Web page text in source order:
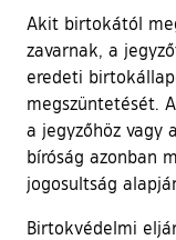
Akit birtokától
zavarnak, a
eredeti
megszüntetését.
a jegyzőhöz vagy
bíróság azonban
jogosultság
Birtokvédelmi